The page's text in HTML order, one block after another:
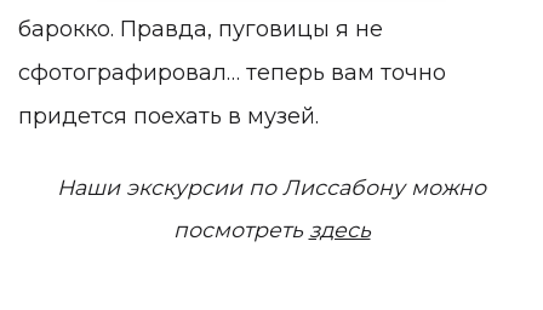
барокко. Правда, пуговицы я не
сфотографировал… теперь вам точно
придется поехать в музей.
Наши экскурсии по Лиссабону можно
посмотреть здесь